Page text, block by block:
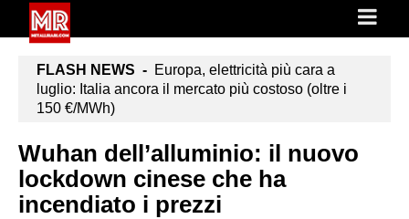
FLASH NEWS - Europa, elettricità più cara a
luglio: Italia ancora il mercato più costoso (oltre i
150 €/MWh)
Wuhan dell’alluminio: il nuovo
lockdown cinese che ha
incendiato i prezzi